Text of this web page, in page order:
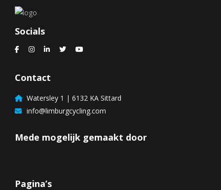
Socials
Contact
Watersley 1 | 6132 KA Sittard
info@limburgcycling.com
Mede mogelijk gemaakt door
Pagina’s